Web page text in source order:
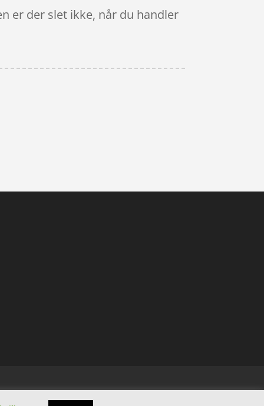
er der slet ikke, når du handler